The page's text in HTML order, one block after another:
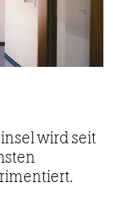
wird seit